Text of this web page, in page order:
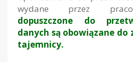
wydane przez
dopuszczone do
danych są obowiązane
tajemnicy.